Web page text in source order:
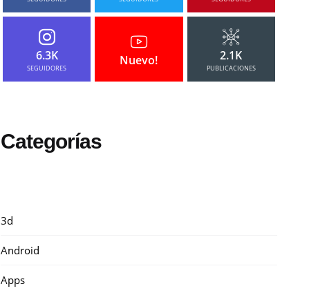
6.3K
SEGUIDORES
Nuevo! 2.1K
PUBLICACIONES
Categorías
3d
Android
Apps